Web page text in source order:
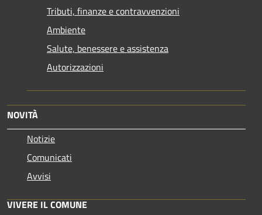
Tributi, finanze e contravvenzioni
Ambiente
Salute, benessere e assistenza
Autorizzazioni
NOVITÀ
Notizie
Comunicati
Avvisi
VIVERE IL COMUNE